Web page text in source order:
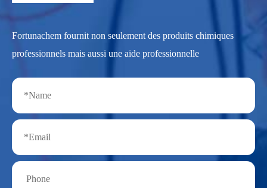
Fortunachem fournit non seulement des produits chimiques
professionnels mais aussi une aide professionnelle